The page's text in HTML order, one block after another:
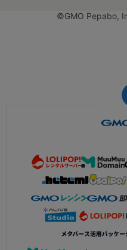
©GMO Pepabo,